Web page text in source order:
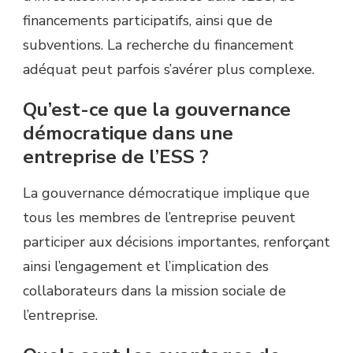
financements participatifs, ainsi que de
subventions. La recherche du financement
adéquat peut parfois s’avérer plus complexe.
Qu’est-ce que la gouvernance
démocratique dans une
entreprise de l’ESS ?
La gouvernance démocratique implique que
tous les membres de l’entreprise peuvent
participer aux décisions importantes, renforçant
ainsi l’engagement et l’implication des
collaborateurs dans la mission sociale de
l’entreprise.